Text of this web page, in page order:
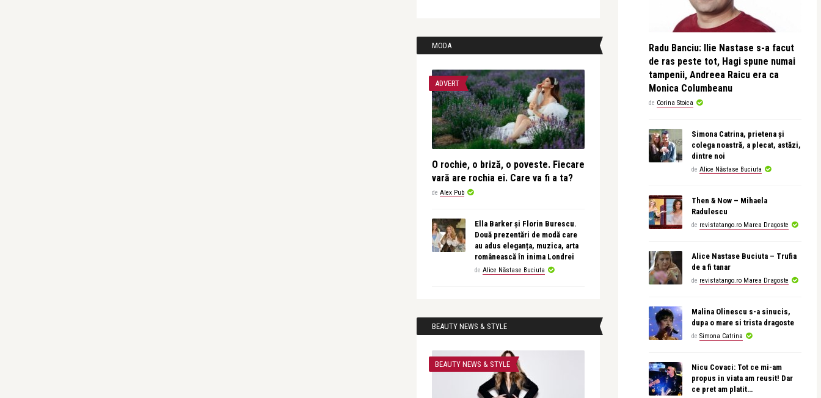
MODA
ADVERT
O rochie, o briză, o poveste. Fiecare
vară are rochia ei. Care va fi a ta?
de Alex Pub
Ella Barker și Florin Burescu.
Două prezentări de modă care
au adus eleganța, muzica, arta
românească în inima Londrei
de Alice Năstase Buciuta
BEAUTY NEWS & STYLE
BEAUTY NEWS & STYLE
Radu Banciu: Ilie Nastase s-a facut
de ras peste tot, Hagi spune numai
tampenii, Andreea Raicu era ca
Monica Columbeanu
de Corina Stoica
Simona Catrina, prietena și
colega noastră, a plecat, astăzi,
dintre noi
de Alice Năstase Buciuta
Then & Now – Mihaela
Radulescu
de revistatango.ro Marea Dragoste
Alice Nastase Buciuta – Trufia
de a fi tanar
de revistatango.ro Marea Dragoste
Malina Olinescu s-a sinucis,
dupa o mare si trista dragoste
de Simona Catrina
Nicu Covaci: Tot ce mi-am
propus in viata am reusit! Dar
ce pret am platit…